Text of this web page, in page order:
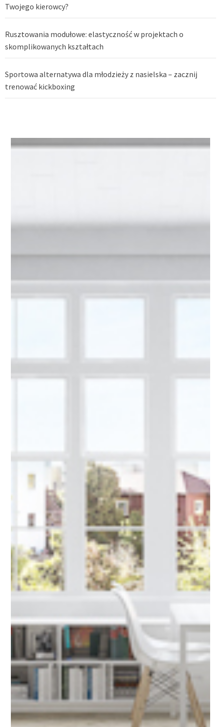
Twojego kierowcy?
Rusztowania modułowe: elastyczność w projektach o
skomplikowanych kształtach
Sportowa alternatywa dla młodzieży z nasielska – zacznij
trenować kickboxing